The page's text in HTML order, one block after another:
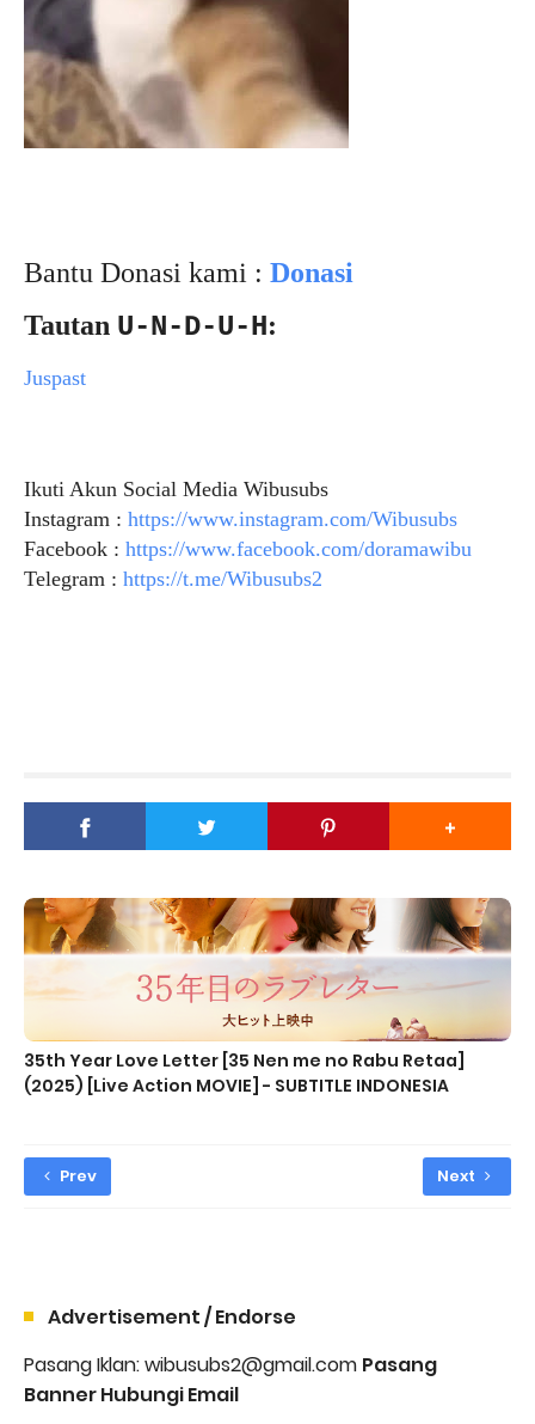
Bantu Donasi kami : Donasi
Tautan U-N-D-U-H:
Juspast
Ikuti Akun Social Media Wibusubs
Instagram : https://www.instagram.com/Wibusubs
Facebook : https://www.facebook.com/doramawibu
Telegram : https://t.me/Wibusubs2
35th Year Love Letter [35 Nen me no Rabu Retaa]
(2025) [Live Action MOVIE] - SUBTITLE INDONESIA
Prev Next
Advertisement / Endorse
Pasang Iklan: wibusubs2@gmail.com Pasang
Banner Hubungi Email